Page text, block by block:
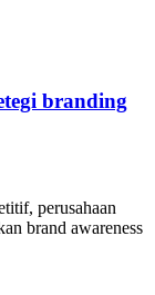
branding
perusahaan
brand awareness